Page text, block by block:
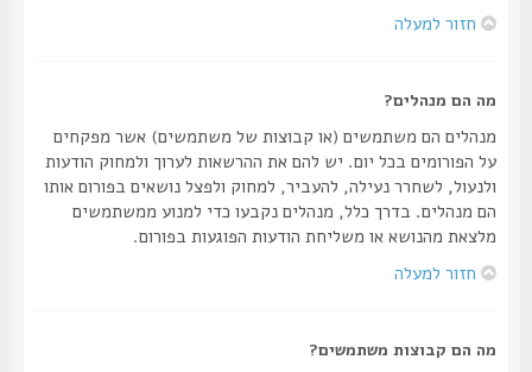
חזור למעלה
מה הם מנהלים?
מנהלים הם משתמשים (או קבוצות של משתמשים) אשר מפקחים
על הפורומים בכל יום. יש להם את ההרשאות לערוך ולמחוק הודעות
ולנעול, לשחרר נעילה, להעביר, למחוק ולפצל נושאים בפורום אותו
הם מנהלים. בדרך כלל, מנהלים נקבעו כדי למנוע ממשתמשים
מלצאת מהנושא או משליחת הודעות הפוגעות בפורום.
חזור למעלה
מה הם קבוצות משתמשים?